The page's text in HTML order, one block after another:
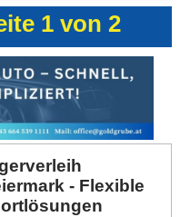
1 von 2
- Flexible